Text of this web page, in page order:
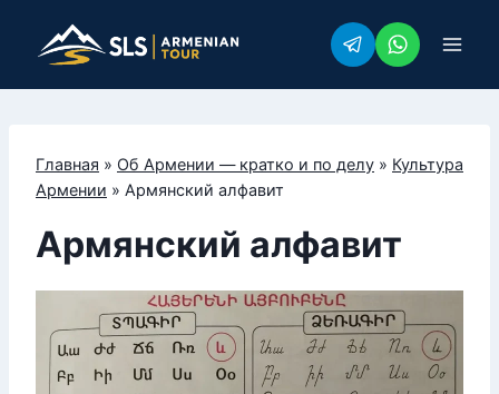
Главная » Об Армении — кратко и по делу » Культура
Армении » Армянский алфавит
Армянский алфавит